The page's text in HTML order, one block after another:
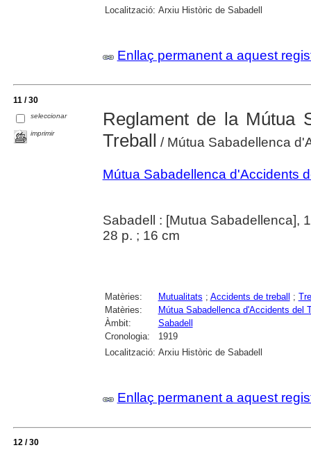
Localització: Arxiu Històric de Sabadell
Enllaç permanent a aquest
11 / 30
seleccionar
imprimir
Reglament de la Mútua
Treball / Mútua Sabadellenca
Mútua Sabadellenca d'Accidents
Sabadell : [Mutua Sabadellenca],
28 p. ; 16 cm
Matèries: Mutualitats ; Accidents de treball ;
Matèries:
Mútua Sabadellenca d'Accidents del
Àmbit:
Sabadell
Cronologia:
1919
Localització: Arxiu Històric de Sabadell
Enllaç permanent a aquest
12 / 30